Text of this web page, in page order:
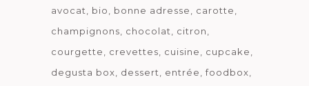
avocat
bio bonne adresse
carotte
champignons
chocolat
citron
courgette
crevettes cuisine
cupcake
degusta box
dessert entrée
foodbox